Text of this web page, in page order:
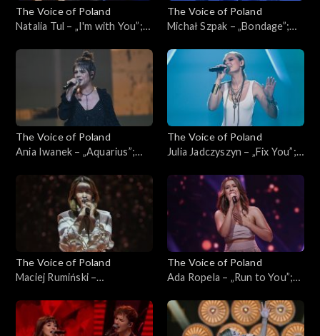
The Voice of Poland
Natalia Tul – „I'm with You”;
16 listopada 2024
The Voice of Poland
Michał Szpak – „Bondage”;
16 listopada 2024
The Voice of Poland
Ania Iwanek – „Aquarius”;
listopada 2024
The Voice of Poland
Julia Jadczyszyn – „Fix You”;
listopada 2024
The Voice of Poland
Maciej Rumiński –
Poland”, Live, 9 listopada
2024
The Voice of Poland
Ada Ropela – „Run to You”;
listopada 2024